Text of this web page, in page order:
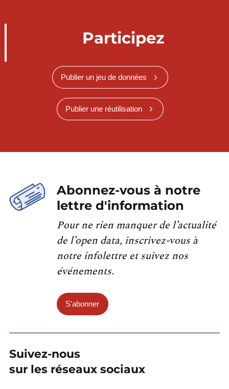
Participez
Publier un jeu de données
Publier une réutilisation
Abonnez-vous à notre
lettre d'information
Pour ne rien manquer de l’actualité
de l’open data, inscrivez-vous à
notre infolettre et suivez nos
événements.
S'abonner
Suivez-nous
sur les réseaux sociaux